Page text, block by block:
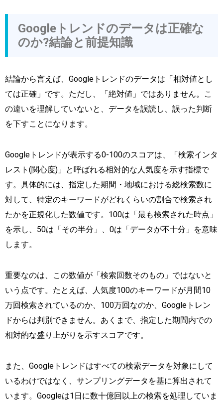
Googleトレンドのデータは正確な
のか?結論と前提知識
結論から言えば、Googleトレンドのデータは「相対値とし
ては正確」です。ただし、「絶対値」ではありません。こ
の違いを理解していないと、データを誤読し、誤った判断
を下すことになります。
Googleトレンドが表示する0-100のスコアは、「検索インタ
レスト(関心度)」と呼ばれる相対的な人気度を示す指標で
す。具体的には、指定した期間・地域における総検索数に
対して、特定のキーワードがどれくらいの割合で検索され
たかを正規化した数値です。100は「最も検索された時点」
を示し、50は「その半分」、0は「データが不十分」を意味
します。
重要なのは、この数値が「検索回数そのもの」ではないと
いう点です。たとえば、人気度100のキーワードが月間10
万回検索されているのか、100万回なのか、Googleトレン
ドからは判別できません。あくまで、指定した期間内での
相対的な盛り上がりを示すスコアです。
また、Googleトレンドはすべての検索データを対象にして
いるわけではなく、サンプリングデータを基に算出されて
います。Googleは1日に数十億回以上の検索を処理していま